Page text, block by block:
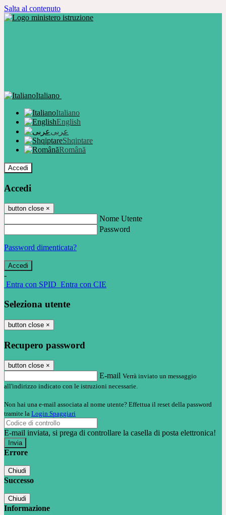
Salta al contenuto
Italiano
Italiano
English
عربى
Shqiptare
Română
Accedi
Accedi
button close ×
Nome Utente
Password
Password dimenticata?
-
Entra con SPID Entra con CIE
Seleziona utente
button close ×
Recupero password
button close ×
E-mail Verrà inviato un messaggio
all'indirizzo indicato con le istruzioni necessarie.
Non hai una e-mail associata al nome utente? Effettua il reset della password
tramite la Login Spaggiari
E-mail inviata, si prega di controllare la casella di posta elettronica!
Errore
Chiudi
Successo
Chiudi
Informazione